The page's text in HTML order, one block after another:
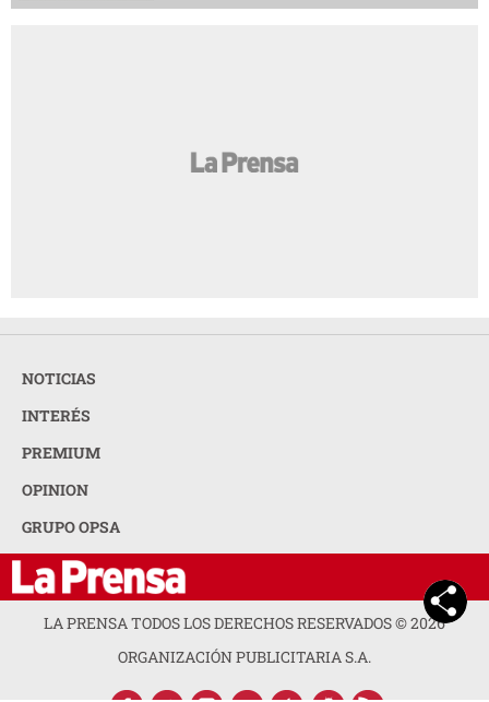
NOTICIAS
INTERÉS
PREMIUM
OPINION
GRUPO OPSA
LA PRENSA TODOS LOS DERECHOS RESERVADOS ©2026
ORGANIZACIÓN PUBLICITARIA S.A.